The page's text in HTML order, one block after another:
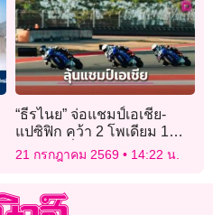
“ธีรไนย” จ่อแชมป์เอเชีย-
แปซิฟิก คว้า 2 โพเดียม 1
ชัยชนะ ที่มันดาลิกา”อิงค์”
พัฒนาต่อเนื่อง ไล่แซงคู่แข่ง
21 กรกฎาคม 2569 14:22 น.